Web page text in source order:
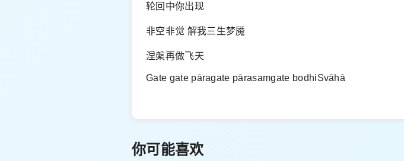
轮回中你出现
非空非觉 解我三生梦魇
涅槃再做飞天
Gate gate pāragate pārasaṃgate bodhiSvāhā
你可能喜欢